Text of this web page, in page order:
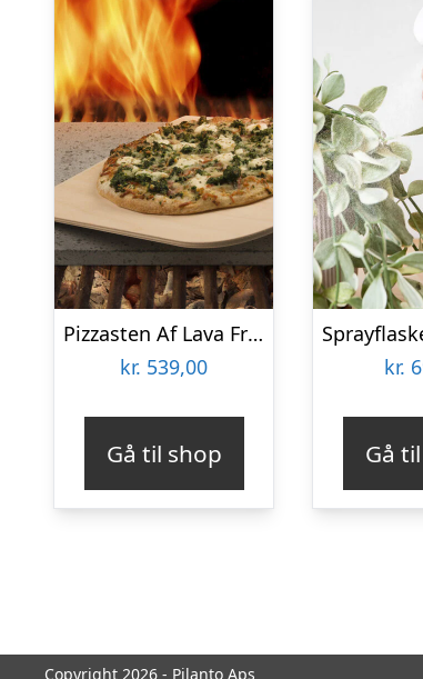
Pizzasten Af Lava Fra Etna
kr. 539,00
Gå til shop
kr.
Gå
Copyright 2026 - Pilanto Aps